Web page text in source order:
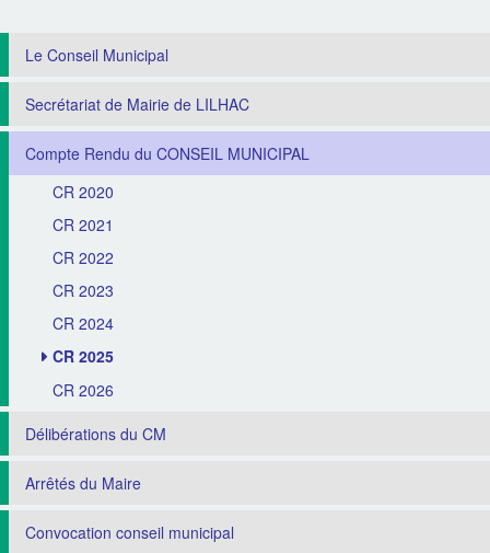
Le Conseil Municipal
Secrétariat de Mairie de LILHAC
Compte Rendu du CONSEIL MUNICIPAL
CR 2020
CR 2021
CR 2022
CR 2023
CR 2024
CR 2025
CR 2026
Délibérations du CM
Arrêtés du Maire
Convocation conseil municipal